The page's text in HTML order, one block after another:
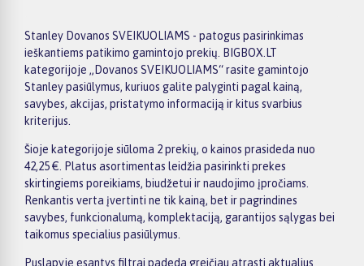
Stanley Dovanos SVEIKUOLIAMS - patogus pasirinkimas
ieškantiems patikimo gamintojo prekių. BIGBOX.LT
kategorijoje „Dovanos SVEIKUOLIAMS“ rasite gamintojo
Stanley pasiūlymus, kuriuos galite palyginti pagal kainą,
savybes, akcijas, pristatymo informaciją ir kitus svarbius
kriterijus.
Šioje kategorijoje siūloma 2 prekių, o kainos prasideda nuo
42,25 €. Platus asortimentas leidžia pasirinkti prekes
skirtingiems poreikiams, biudžetui ir naudojimo įpročiams.
Renkantis verta įvertinti ne tik kainą, bet ir pagrindines
savybes, funkcionalumą, komplektaciją, garantijos sąlygas bei
taikomus specialius pasiūlymus.
Puslapyje esantys filtrai padeda greičiau atrasti aktualius